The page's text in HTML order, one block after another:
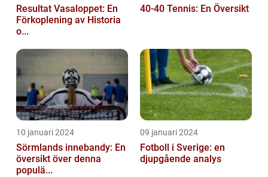
Resultat Vasaloppet: En
Förkoplening av Historia
o...
40-40 Tennis: En Översikt
10 januari 2024
Sörmlands innebandy: En
översikt över denna
populä...
09 januari 2024
Fotboll i Sverige: en
djupgående analys